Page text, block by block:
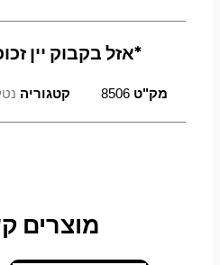
*אזל בקבוק יין זכוכית
מק"ט8506 קטגוריה נטלה
מוצרים